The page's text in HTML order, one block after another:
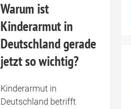
Warum ist
Kinderarmut in
Deutschland gerade
jetzt so wichtig?
Kinderarmut in
Deutschland betrifft